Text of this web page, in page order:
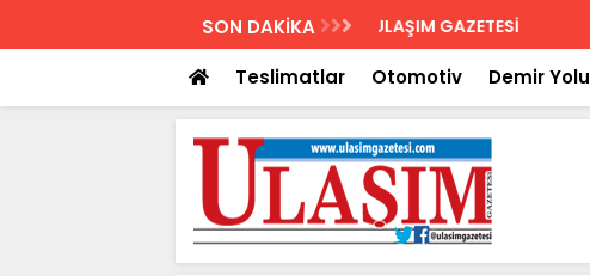
SON DAKİKA Biletler 12 saatte iade
Teslimatlar Otomotiv Demir Yolu